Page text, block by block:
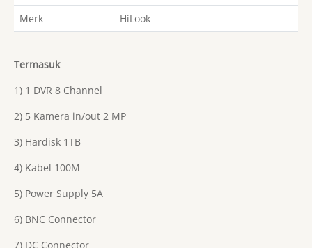
Merk
HiLook
Termasuk
1) 1 DVR 8 Channel
2) 5 Kamera in/out 2 MP
3) Hardisk 1TB
4) Kabel 100M
5) Power Supply 5A
6) BNC Connector
7) DC Connector